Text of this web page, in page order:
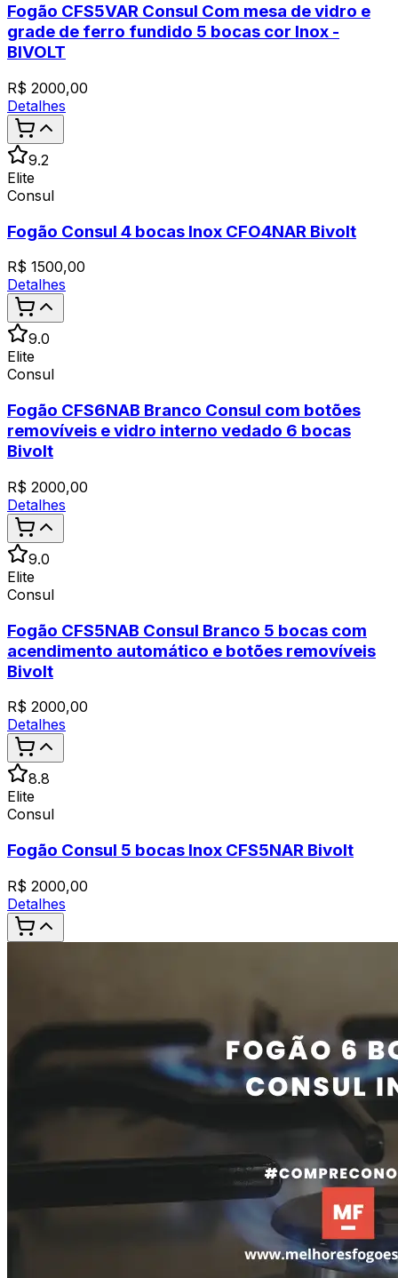
Fogão CFS5VAR Consul Com mesa de vidro e
grade de ferro fundido 5 bocas cor Inox -
BIVOLT
R$ 2000,00
Detalhes
9.2
Elite
Consul
Fogão Consul 4 bocas Inox CFO4NAR Bivolt
R$ 1500,00
Detalhes
9.0
Elite
Consul
Fogão CFS6NAB Branco Consul com botões
removíveis e vidro interno vedado 6 bocas
Bivolt
R$ 2000,00
Detalhes
9.0
Elite
Consul
Fogão CFS5NAB Consul Branco 5 bocas com
acendimento automático e botões removíveis
Bivolt
R$ 2000,00
Detalhes
8.8
Elite
Consul
Fogão Consul 5 bocas Inox CFS5NAR Bivolt
R$ 2000,00
Detalhes